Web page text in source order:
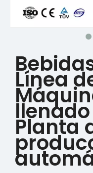
Línea
Planta